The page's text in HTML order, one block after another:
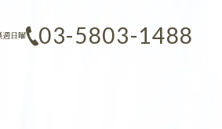
週日曜 03-5803-1488